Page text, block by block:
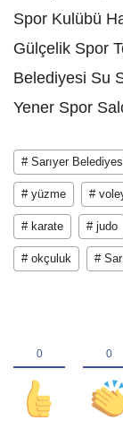
Spor Kulübü
Gülçelik Spor
Belediyesi Su
Yener Spor
# Sarıyer
# yüzme #
# karate # judo
# okçuluk #